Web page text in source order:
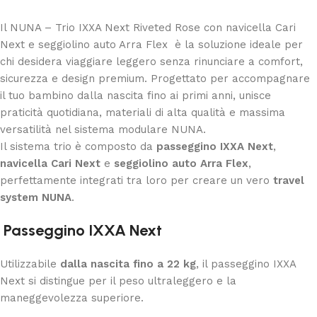
Il NUNA – Trio IXXA Next Riveted Rose con navicella Cari
Next e seggiolino auto Arra Flex è la soluzione ideale per
chi desidera viaggiare leggero senza rinunciare a comfort,
sicurezza e design premium. Progettato per accompagnare
il tuo bambino dalla nascita fino ai primi anni, unisce
praticità quotidiana, materiali di alta qualità e massima
versatilità nel sistema modulare NUNA.
Il sistema trio è composto da passeggino IXXA Next,
navicella Cari Next e seggiolino auto Arra Flex,
perfettamente integrati tra loro per creare un vero travel
system NUNA.
Passeggino IXXA Next
Utilizzabile dalla nascita fino a 22 kg, il passeggino IXXA
Next si distingue per il peso ultraleggero e la
maneggevolezza superiore.